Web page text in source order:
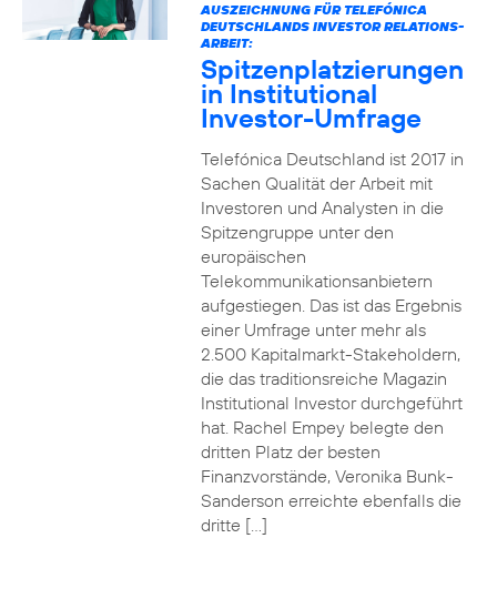
AUSZEICHNUNG FÜR TELEFÓNICA
DEUTSCHLANDS INVESTOR RELATIONS-
ARBEIT:
Spitzenplatzierungen
in Institutional
Investor-Umfrage
Telefónica Deutschland ist 2017 in
Sachen Qualität der Arbeit mit
Investoren und Analysten in die
Spitzengruppe unter den
europäischen
Telekommunikationsanbietern
aufgestiegen. Das ist das Ergebnis
einer Umfrage unter mehr als
2.500 Kapitalmarkt-Stakeholdern,
die das traditionsreiche Magazin
Institutional Investor durchgeführt
hat. Rachel Empey belegte den
dritten Platz der besten
Finanzvorstände, Veronika Bunk-
Sanderson erreichte ebenfalls die
dritte […]